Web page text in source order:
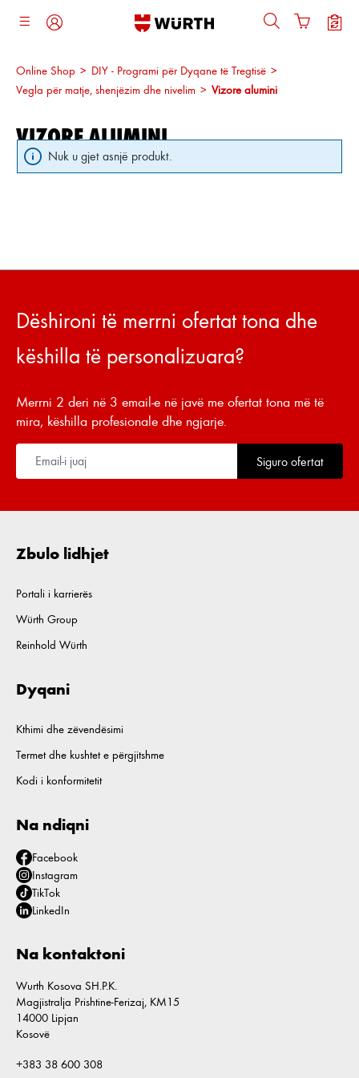
kryesore
Online Shop > DIY - Programi për Dyqane të Tregtisë >
Vegla për matje, shenjëzim dhe nivelim > Vizore alumini
VIZORE ALUMINI
Nuk u gjet asnjë produkt.
Dëshironi të merrni ofertat tona dhe
këshilla të personalizuara?
Merrni 2 deri në 3 email-e në javë me ofertat tona më të
mira, këshilla profesionale dhe ngjarje.
Siguro ofertat
Zbulo lidhjet
Portali i karrierës
Würth Group
Reinhold Würth
Dyqani
Kthimi dhe zëvendësimi
Termet dhe kushtet e përgjitshme
Kodi i konformitetit
Na ndiqni
Facebook
Instagram
TikTok
LinkedIn
Na kontaktoni
Wurth Kosova SH.P.K.
Magjistralja Prishtine-Ferizaj, KM15
14000 Lipjan
Kosovë
+383 38 600 308